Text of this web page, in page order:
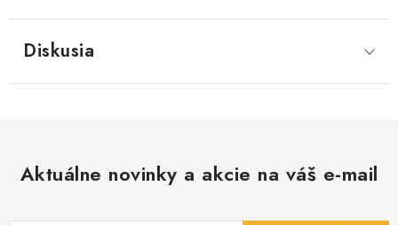
Diskusia
Aktuálne novinky a akcie na váš e-mail